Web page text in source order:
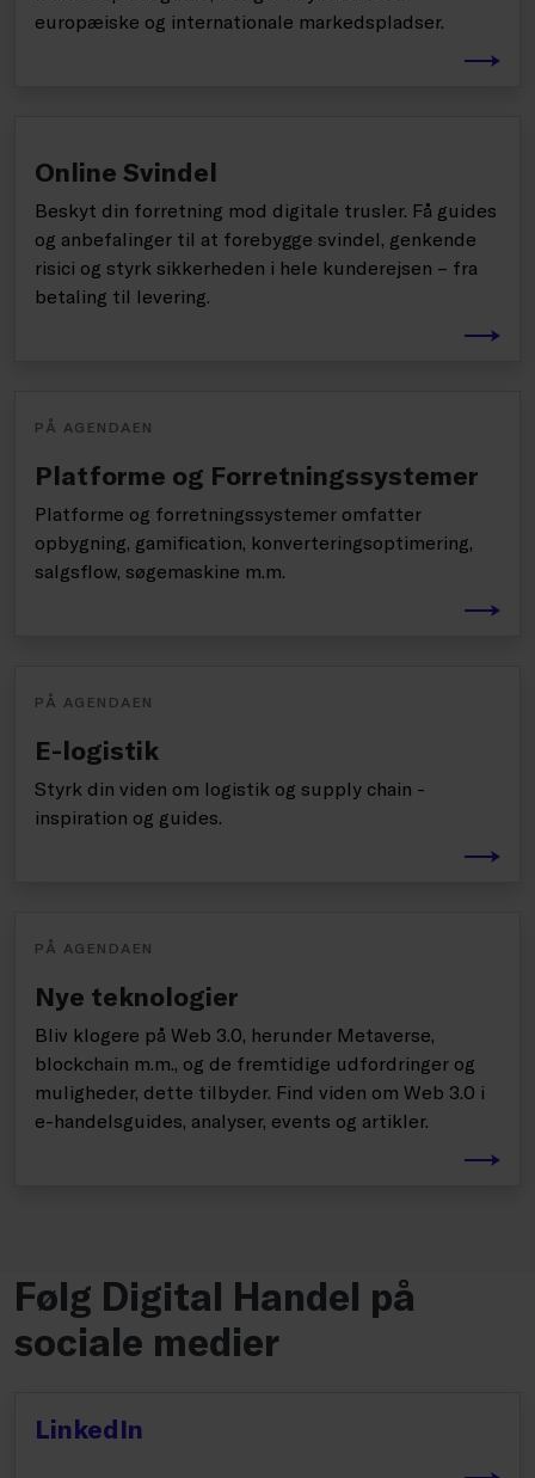
europæiske og internationale markedspladser.
Online Svindel
Beskyt din forretning mod digitale trusler. Få guides
og anbefalinger til at forebygge svindel, genkende
risici og styrk sikkerheden i hele kunderejsen – fra
betaling til levering.
PÅ AGENDAEN
Platforme og Forretningssystemer
Platforme og forretningssystemer omfatter
opbygning, gamification, konverteringsoptimering,
salgsflow, søgemaskine m.m.
PÅ AGENDAEN
E-logistik
Styrk din viden om logistik og supply chain -
inspiration og guides.
PÅ AGENDAEN
Nye teknologier
Bliv klogere på Web 3.0, herunder Metaverse,
blockchain m.m., og de fremtidige udfordringer og
muligheder, dette tilbyder. Find viden om Web 3.0 i
e-handelsguides, analyser, events og artikler.
Følg Digital Handel på
sociale medier
LinkedIn